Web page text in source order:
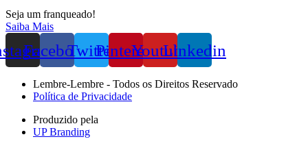
Seja um franqueado!
Saiba Mais
FacebookTwitterPinterestYoutubeLinkedin
Lembre-Lembre - Todos os Direitos Reservado
Política de Privacidade
Produzido pela
UP Branding